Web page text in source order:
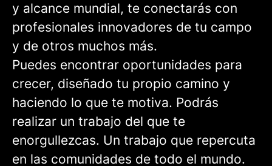
y alcance mundial, te conectarás con
profesionales innovadores de tu campo
y de otros muchos más.
Puedes encontrar oportunidades para
crecer, diseñado tu propio camino y
haciendo lo que te motiva. Podrás
realizar un trabajo del que te
enorgullezcas. Un trabajo que repercuta
en las comunidades de todo el mundo.